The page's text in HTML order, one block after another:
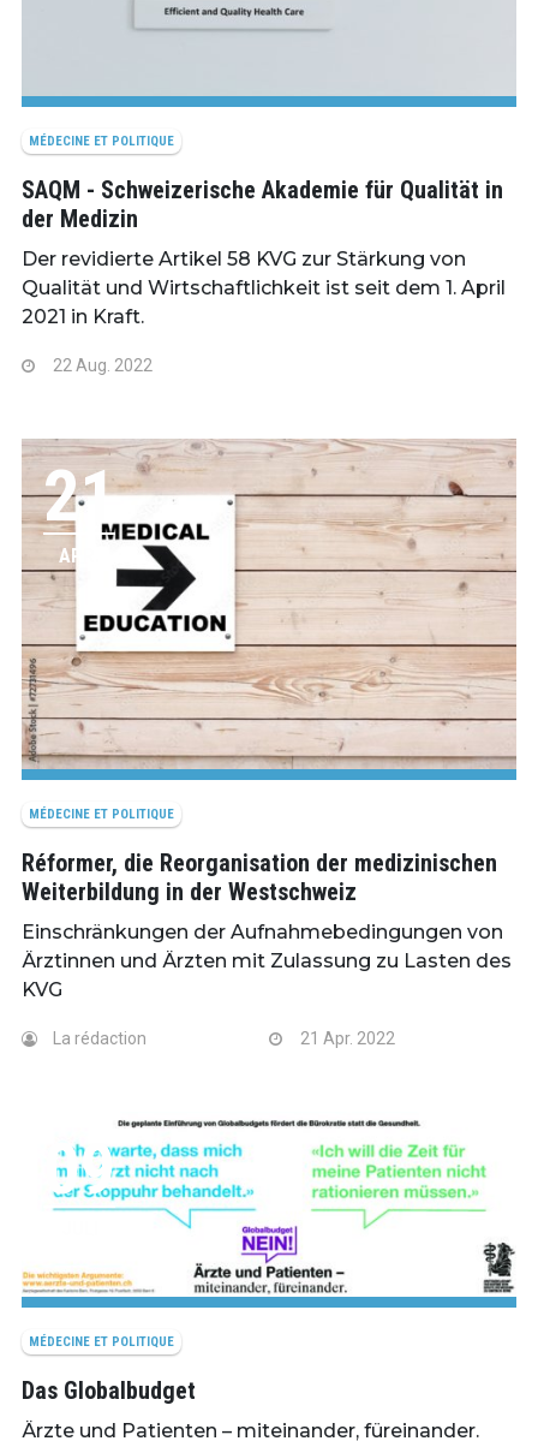
MÉDECINE ET POLITIQUE
SAQM - Schweizerische Akademie für Qualität in
der Medizin
Der revidierte Artikel 58 KVG zur Stärkung von
Qualität und Wirtschaftlichkeit ist seit dem 1. April
2021 in Kraft.
22 Aug. 2022
21
APR.
MÉDECINE ET POLITIQUE
Réformer, die Reorganisation der medizinischen
Weiterbildung in der Westschweiz
Einschränkungen der Aufnahmebedingungen von
Ärztinnen und Ärzten mit Zulassung zu Lasten des
KVG
La rédaction 21 Apr. 2022
09
MÉDECINE ET POLITIQUE
Das Globalbudget
Ärzte und Patienten – miteinander, füreinander.